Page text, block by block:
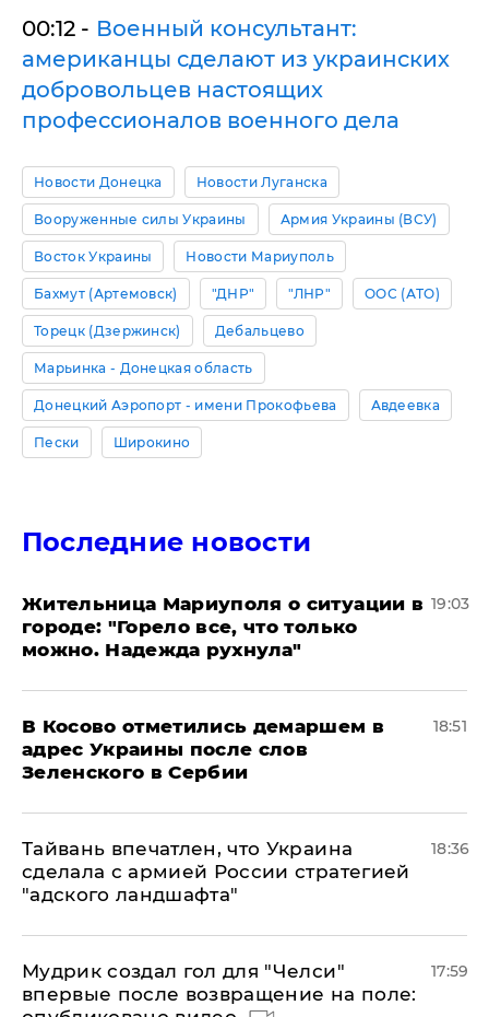
00:12 - Военный консультант:
американцы сделают из украинских
добровольцев настоящих
профессионалов военного дела
Новости Донецка Новости Луганска
Вооруженные силы Украины Армия Украины (ВСУ)
Восток Украины Новости Мариуполь
Бахмут (Артемовск) "ДНР" "ЛНР" ООС (АТО)
Торецк (Дзержинск) Дебальцево
Марьинка - Донецкая область
Донецкий Аэропорт - имени Прокофьева Авдеевка
Пески Широкино
Последние новости
Жительница Мариуполя о ситуации в
городе: "Горело все, что только
можно. Надежда рухнула"
19:03
В Косово отметились демаршем в
адрес Украины после слов
Зеленского в Сербии
18:51
Тайвань впечатлен, что Украина
сделала с армией России стратегией
"адского ландшафта"
18:36
Мудрик создал гол для "Челси"
впервые после возвращение на поле:
17:59